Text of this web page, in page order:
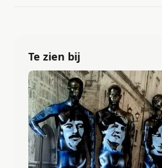
Te zien bij